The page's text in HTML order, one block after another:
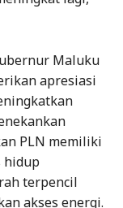
Maluku
apresiasi
PLN memiliki
hidup
terpencil
akses energi.